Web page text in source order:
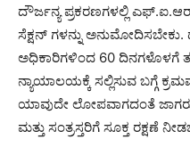
ದೌರ್ಜನ್ಯ ಪ್ರಕರಣಗಳಲ್ಲಿ
ಸೆಕ್ಷನ್ ಗಳನ್ನು
ಅಧಿಕಾರಿಗಳಿಂದ 60 ದಿನಗಳೊಳಗೆ
ನ್ಯಾಯಾಲಯಕ್ಕೆ ಸಲ್ಲಿಸುವ ಬಗ್ಗೆ
ಯಾವುದೇ ಲೋಪವಾಗದಂತೆ
ಮತ್ತು ಸಂತ್ರಸ್ತರಿಗೆ ಸೂಕ್ತ ರಕ್ಷಣೆ